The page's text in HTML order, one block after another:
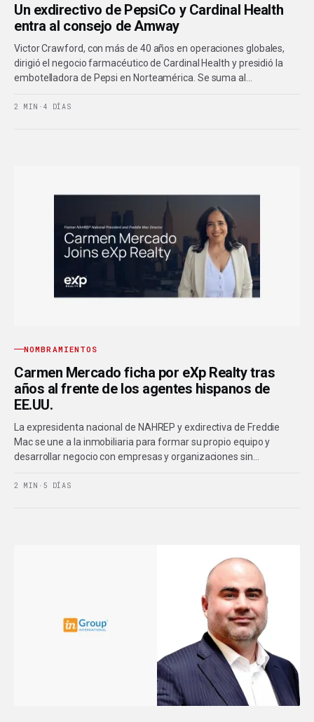
Un exdirectivo de PepsiCo y Cardinal Health
entra al consejo de Amway
Victor Crawford, con más de 40 años en operaciones globales,
dirigió el negocio farmacéutico de Cardinal Health y presidió la
embotelladora de Pepsi en Norteamérica. Se suma al…
2 MIN · 4 DÍAS
NOMBRAMIENTOS
Carmen Mercado ficha por eXp Realty tras
años al frente de los agentes hispanos de
EE.UU.
La expresidenta nacional de NAHREP y exdirectiva de Freddie
Mac se une a la inmobiliaria para formar su propio equipo y
desarrollar negocio con empresas y organizaciones sin…
2 MIN · 5 DÍAS